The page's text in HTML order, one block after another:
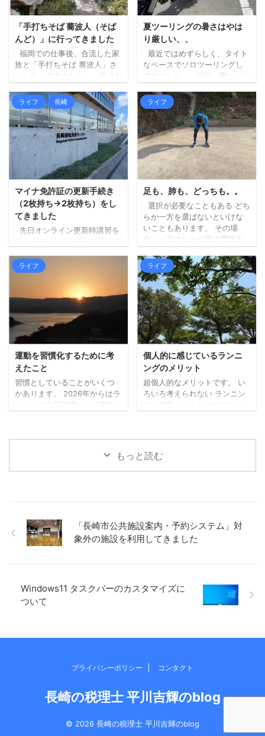
「手打ちそば 蕎波人（そば
んど）」に行ってきました
福岡での仕事後、合流した家
族と「手打ちそば 蕎波人」さ
んへ行ってきました。 帰りを
ばでも食べて帰ろうというこ
とになり、妻にお店を探して
もらいました（大抵妻に探し
てもらいます）。 蕎波人さん
は三瀬のお店ではないのです
が（福岡県早良区）、良さそ
うなお店の中から、到着予定
がちょうどよかったのも決め
手になりました。 詳しく調べ
ずにいったのですが、人気店
のようで、すでに受付を済ま
せて待機している人ばかりで
した。 ひとまず ...
夏ツーリングの暑さはやは
り厳しい、、
最近ではめずらしく、タイト
なペースでソロツーリングし
てきました。 前回、夏ツーリ
はず、という記事を書きまし
たが、最初に掲げた「ずら
す」が中途半端だったため
に、暑さはどうにもなりませ
んでした。。 ちょっと前にベ
ストタイプのジャケットを新
調したので、それも試してみ
ましたが、個人の感想としま
しては、「幾分マシではある
いう結果となりました。 エン
ジンの排熱と日差しで、暑さ
（熱さ）が上からも下からも
なので。 山間部は涼しく ...
ライフ 長崎
マイナ免許証の更新手続き
（2枚持ち→2枚持ち）をし
てきました
先日オンライン更新時講習を
に行ってきました。 （行こう
と思った日が閉庁日だったり
で、行けずにおりまし
た。。）。 私は免許更新前に
マイナ免許証の2枚持ちに切り
替えていましたので、2枚持ち
→2枚持ちの更新手続きです。
今回の受付時にも、免許を3つ
から選ぶことや、私の場合、
次も2枚持ちにするかなど、事
時間前に待機する場所で（10
人ずつ受付）、係の方から
「次の免許証をマイナ免許 ...
ライフ
足も、肺も、どっちも。。
選択が必要なこともある どち
らか一方を選ばないといけな
いこともあります。 その場
合、一定のルール等で選択す
りますが、どっちが楽しいか
（宇宙兄弟より）など、自分
の心が動く方でいいのかもし
れません。 どちらかではな
く、できるならどっちも た
だ、できること・モノであれ
ば、どちらかではなく、どち
らもやってみるのがいいなと
考えています。 あれもこれも
何でも、というのとは違いま
すが、どちらも試してみない
とわからないこともあります
し、両方が大切なこともあっ
ライフ
運動を習慣化するために考
えたこと
習慣としていることがいくつ
かあります。 2026年からはラ
ンニングも新習慣として実施
中で、運動の習慣化は特に難
ことなど書いてみます。 小さ
おいても、すぐ取り掛かれな
いとしても、とりあえず資料
を通すとか、小さくスタート
ライフ
個人的に感じているランニ
ングのメリット
超個人的なメリットです。 い
ろいろ考えられない ランニン
グが得意というわけではない
考えないというわけではあり
ませんが、あれやこれやとい
ろんなことを考えるような時
間にはなりません。いまのと
れもこれもとできないので、
おのずと自分と向き合う時間
すが。。 ふとしたアイデア ...
もっと読む
「長崎市公共施設案内・予約システム」対
象外の施設を利用してきました
Windows11 タスクバーのカスタマイズに
ついて
プライバシーポリシー コンタクト
長崎の税理士 平川吉輝のblog
© 2026 長崎の税理士 平川吉輝のblog